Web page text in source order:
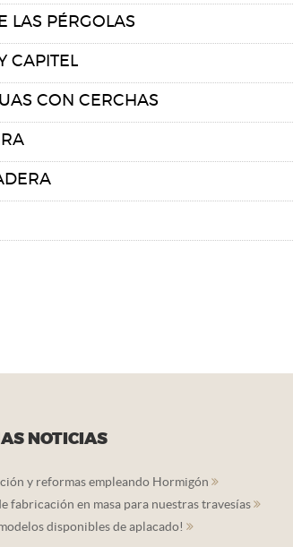
LAS PÉRGOLAS
CAPITEL
CON CERCHAS
NOTICIAS
y reformas empleando Hormigón
fabricación en masa para nuestras travesías
disponibles de aplacado!